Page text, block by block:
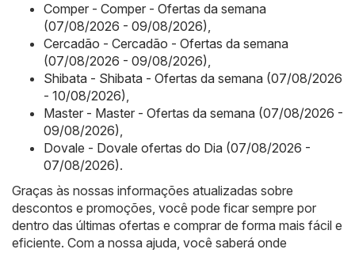
Comper - Comper - Ofertas da semana
(07/08/2026 - 09/08/2026),
Cercadão - Cercadão - Ofertas da semana
(07/08/2026 - 09/08/2026),
Shibata - Shibata - Ofertas da semana (07/08/2026
- 10/08/2026),
Master - Master - Ofertas da semana (07/08/2026 -
09/08/2026),
Dovale - Dovale ofertas do Dia (07/08/2026 -
07/08/2026).
Graças às nossas informações atualizadas sobre
descontos e promoções, você pode ficar sempre por
dentro das últimas ofertas e comprar de forma mais fácil e
eficiente. Com a nossa ajuda, você saberá onde